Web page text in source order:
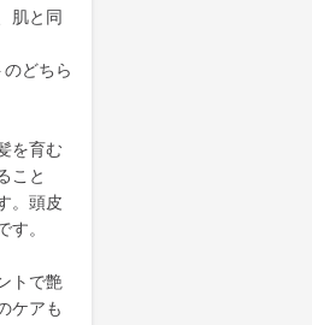
肌と同
どちら
を育む
こと
。頭皮
す。
トで艶
ケアも